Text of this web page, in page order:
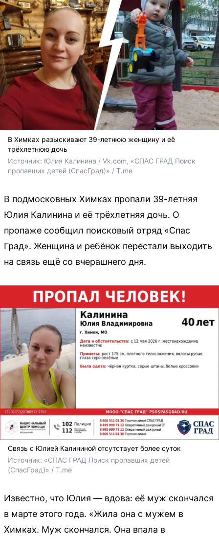
В Химках разыскивают 39-летнюю женщину и её
трёхлетнюю дочь
Источник: Юлия Калинина / Vk.com, «СПАС ГРАД Поиск
пропавших детей (СпасГрад)» / T.me
В подмосковных Химках пропали 39-летняя
Юлия Калинина и её трёхлетняя дочь. О
пропаже сообщил поисковый отряд «Спас
Град». Женщина и ребёнок перестали выходить
на связь ещё со вчерашнего дня.
Связь с Юлией Калининой отсутствует более суток
Источник: «СПАС ГРАД Поиск пропавших детей
(СпасГрад)» / T.me
Известно, что Юлия — вдова: её муж скончался
в марте этого года. «Жила она с мужем в
Химках. Муж скончался. Она впала в